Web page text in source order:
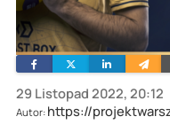
29 Listopad 2022, 20:12
Autor: https://
FacebookTwitterLinkedin
e-